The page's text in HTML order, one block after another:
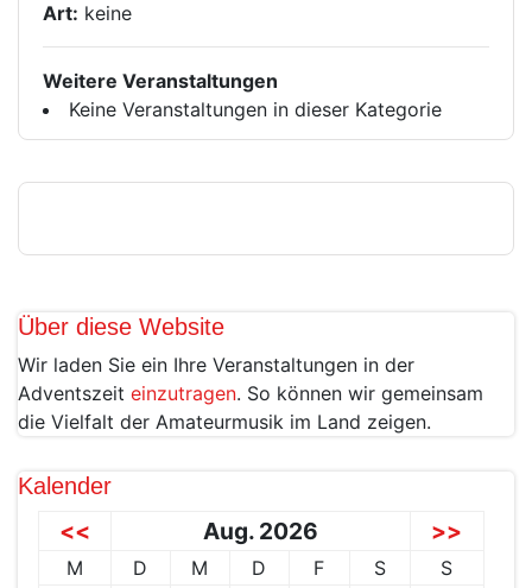
Art: keine
Weitere Veranstaltungen
Keine Veranstaltungen in dieser Kategorie
Über diese Website
Wir laden Sie ein Ihre Veranstaltungen in der
Adventszeit einzutragen. So können wir gemeinsam
die Vielfalt der Amateurmusik im Land zeigen.
Kalender
<< Aug. 2026 >>
M D M D F S
S